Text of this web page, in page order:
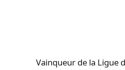
Vainqueur de la Ligue